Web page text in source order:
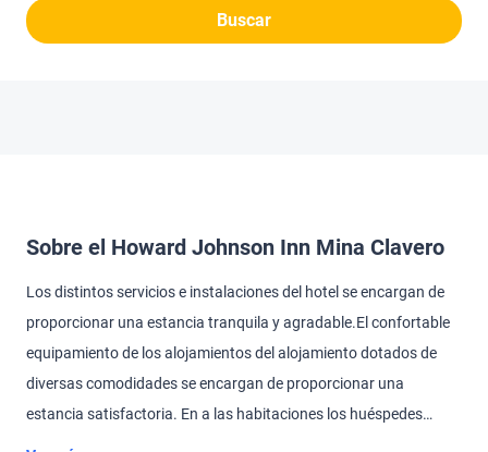
Buscar
Sobre el Howard Johnson Inn Mina Clavero
Los distintos servicios e instalaciones del hotel se encargan de
proporcionar una estancia tranquila y agradable.El confortable
equipamiento de los alojamientos del alojamiento dotados de
diversas comodidades se encargan de proporcionar una
estancia satisfactoria. En a las habitaciones los huéspedes